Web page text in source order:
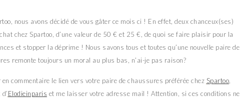
nous avons décidé de vous gâter ce mois ci ! En effet, deux chanceux(ses)
chez Spartoo, d’une valeur de 50 € et 25 €, de quoi se faire plaisir pour la
et stopper la déprime ! Nous savons tous et toutes qu’une nouvelle paire de
remonte toujours un moral au plus bas, n’ai-je pas raison?
en commentaire le lien vers votre paire de chaussures préférée chez Spartoo
Elodieinparis et me laisser votre adresse mail ! Attention, si ces conditions ne